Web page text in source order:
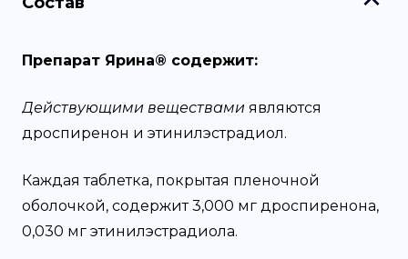
Препарат Ярина® содержит:
Действующими веществами являются
дроспиренон и этинилэстрадиол.
Каждая таблетка, покрытая пленочной
оболочкой, содержит 3,000 мг дроспиренона,
0,030 мг этинилэстрадиола.